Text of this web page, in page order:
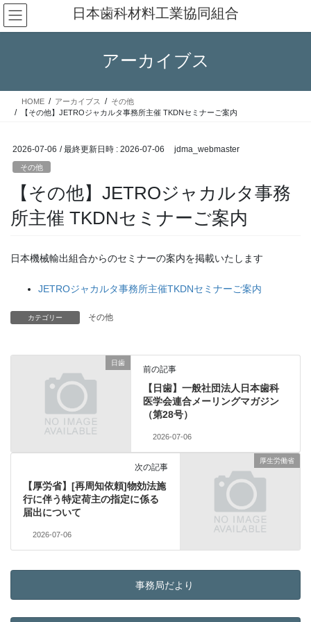
コ
ン
テ
ス
ナ
ビ
ゲ
ン
日本歯科材料工業協同組合
アーカイブス
HOME アーカイブス
その他
【その他】JETROジャカルタ事務所主催 TKDNセミナーご案内
2026-07-06 / 最終更新日時 : 2026-07-06 jdma_webmaster
その他
【その他】JETROジャカルタ事務
所主催 TKDNセミナーご案内
日本機械輸出組合からのセミナーの案内を掲載いたします
JETROジャカルタ事務所主催TKDNセミナーご案内
カテゴリー その他
日歯
前の記事
【日歯】一般社団法人日本歯科
医学会連合メーリングマガジン
（第28号）
2026-07-06
厚生労働省
次の記事
【厚労省】[再周知依頼]物効法施
行に伴う特定荷主の指定に係る
届出について
2026-07-06
事務局だより